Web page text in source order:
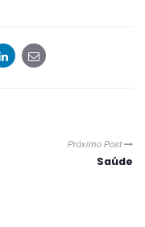
Próximo Post
Saúde